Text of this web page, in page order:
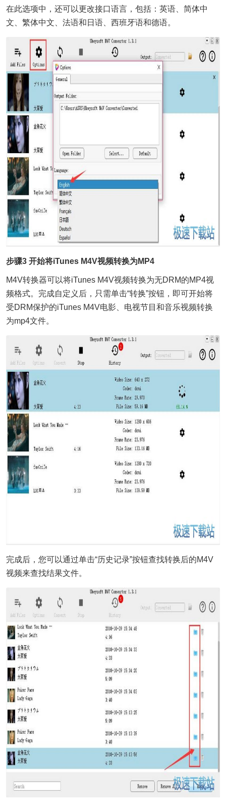
在此选项中，还可以更改接口语言，包括：英语、简体中
文、繁体中文、法语和日语、西班牙语和德语。
步骤3 开始将iTunes M4V视频转换为MP4
M4V转换器可以将iTunes M4V视频转换为无DRM的MP4视
频格式。完成自定义后，只需单击“转换”按钮，即可开始将
受DRM保护的iTunes M4V电影、电视节目和音乐视频转换
为mp4文件。
完成后，您可以通过单击“历史记录”按钮查找转换后的M4V
视频来查找结果文件。